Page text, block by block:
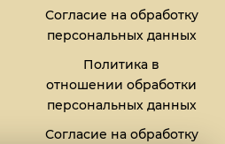
Согласие на обработку
персональных данных
Политика в
отношении обработки
персональных данных
Согласие на обработку